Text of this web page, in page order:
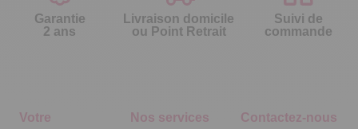
Garantie
2 ans
Livraison domicile
ou Point Retrait
Suivi de
commande
Votre
Nos services Contactez-nous